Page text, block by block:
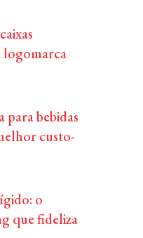
logomarca
para bebidas
custo-
o
que fideliza